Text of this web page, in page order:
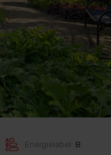
Energielabel: B